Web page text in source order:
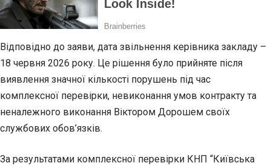
Відповідно до заяви, дата звільнення керівника закладу –
18 червня 2026 року. Це рішення було прийняте після
виявлення значної кількості порушень під час
комплексної перевірки, невиконання умов контракту та
неналежного виконання Віктором Дорошем своїх
службових обов’язків.
За результатами комплексної перевірки КНП “Київська